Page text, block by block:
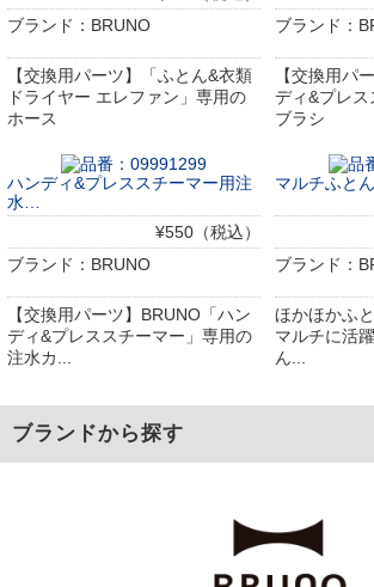
ブランド：BRUNO
【交換用パーツ】「ふとん&衣類
ドライヤー エレファン」専用の
ホース
ブランド：
【交換用パ
ディ&プレ
ブラシ
ハンディ&プレススチーマー用注
水…
¥550（税込）
ブランド：BRUNO
【交換用パーツ】BRUNO「ハン
ディ&プレススチーマー」専用の
注水カ...
マルチふと
ブランド：
ほかほかふ
マルチに活
ん...
ブランドから探す